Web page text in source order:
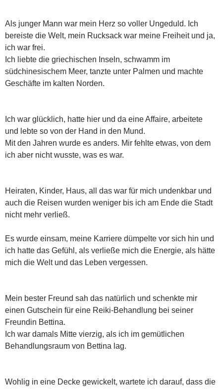
Als junger Mann war mein Herz so voller Ungeduld. Ich
bereiste die Welt, mein Rucksack war meine Freiheit und ja,
ich war frei.
Ich liebte die griechischen Inseln, schwamm im
südchinesischem Meer, tanzte unter Palmen und machte
Geschäfte im kalten Norden.
Ich war glücklich, hatte hier und da eine Affaire, arbeitete
und lebte so von der Hand in den Mund.
Mit den Jahren wurde es anders. Mir fehlte etwas, von dem
ich aber nicht wusste, was es war.
Heiraten, Kinder, Haus, all das war für mich undenkbar und
auch die Reisen wurden weniger bis ich am Ende die Stadt
nicht mehr verließ.
Es wurde einsam, meine Karriere dümpelte vor sich hin und
ich hatte das Gefühl, als verließe mich die Energie, als hätte
mich die Welt und das Leben vergessen.
Mein bester Freund sah das natürlich und schenkte mir
einen Gutschein für eine Reiki-Behandlung bei seiner
Freundin Bettina.
Ich war damals Mitte vierzig, als ich im gemütlichen
Behandlungsraum von Bettina lag.
Wohlig in eine Decke gewickelt, wartete ich darauf, dass die